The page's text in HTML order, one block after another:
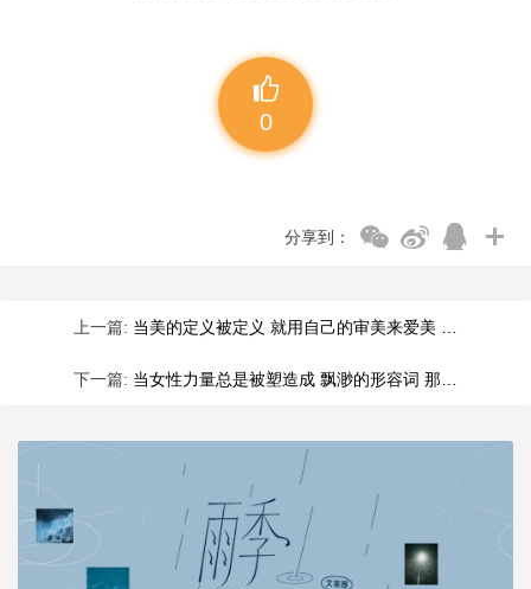
0
分享到：
上一篇: 当美的定义被定义 就用自己的审美来爱美 …
下一篇: 当女性力量总是被塑造成 飘渺的形容词 那…